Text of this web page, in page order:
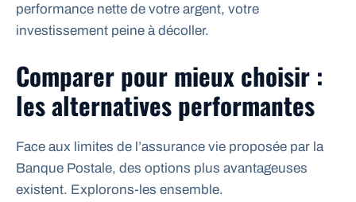
performance nette de votre argent, votre
investissement peine à décoller.
Comparer pour mieux choisir :
les alternatives performantes
Face aux limites de l’assurance vie proposée par la
Banque Postale, des options plus avantageuses
existent. Explorons-les ensemble.